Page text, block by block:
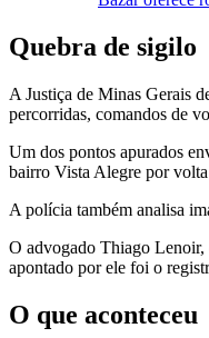
Quebra de sigilo
A Justiça de Minas Gerais
percorridas, comandos de
Um dos pontos apurados
bairro Vista Alegre por
A polícia também analisa
O advogado Thiago Lenoir,
apontado por ele foi o
O que aconteceu